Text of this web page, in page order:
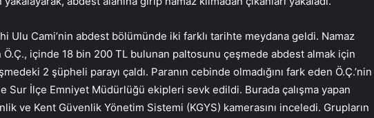
Ulu Cami’nin abdest bölümünde iki farklı tarihte meydana geldi. Namaz
Ö.Ç., içinde 18 bin 200 TL bulunan paltosunu çeşmede abdest almak için
2 şüpheli parayı çaldı. Paranın cebinde olmadığını fark eden Ö.Ç.’nin
Sur İlçe Emniyet Müdürlüğü ekipleri sevk edildi. Burada çalışma yapan
ve Kent Güvenlik Yönetim Sistemi (KGYS) kamerasını inceledi. Grupların